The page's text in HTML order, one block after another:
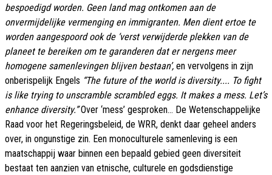
bespoedigd worden. Geen land mag ontkomen aan de
onvermijdelijke vermenging en immigranten. Men dient ertoe te
worden aangespoord ook de ‘verst verwijderde plekken van de
planeet te bereiken om te garanderen dat er nergens meer
homogene samenlevingen blijven bestaan’, en vervolgens in zijn
onberispelijk Engels “The future of the world is diversity.... To fight
is like trying to unscramble scrambled eggs. It makes a mess. Let’s
enhance diversity.”Over ‘mess’ gesproken... De Wetenschappelijke
Raad voor het Regeringsbeleid, de WRR, denkt daar geheel anders
over, in ongunstige zin. Een monoculturele samenleving is een
maatschappij waar binnen een bepaald gebied geen diversiteit
bestaat ten aanzien van etnische, culturele en godsdienstige